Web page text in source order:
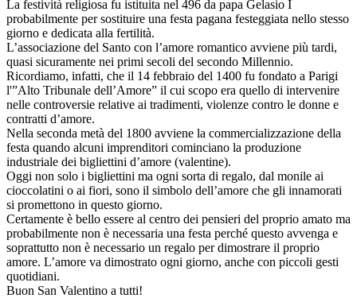
La festività religiosa fu istituita nel 496 da papa Gelasio I
probabilmente per sostituire una festa pagana festeggiata nello stesso
giorno e dedicata alla fertilità.
L’associazione del Santo con l’amore romantico avviene più tardi,
quasi sicuramente nei primi secoli del secondo Millennio.
Ricordiamo, infatti, che il 14 febbraio del 1400 fu fondato a Parigi
l'”Alto Tribunale dell’Amore” il cui scopo era quello di intervenire
nelle controversie relative ai tradimenti, violenze contro le donne e
contratti d’amore.
Nella seconda metà del 1800 avviene la commercializzazione della
festa quando alcuni imprenditori cominciano la produzione
industriale dei bigliettini d’amore (valentine).
Oggi non solo i bigliettini ma ogni sorta di regalo, dal monile ai
cioccolatini o ai fiori, sono il simbolo dell’amore che gli innamorati
si promettono in questo giorno.
Certamente è bello essere al centro dei pensieri del proprio amato ma
probabilmente non è necessaria una festa perché questo avvenga e
soprattutto non è necessario un regalo per dimostrare il proprio
amore. L’amore va dimostrato ogni giorno, anche con piccoli gesti
quotidiani.
Buon San Valentino a tutti!